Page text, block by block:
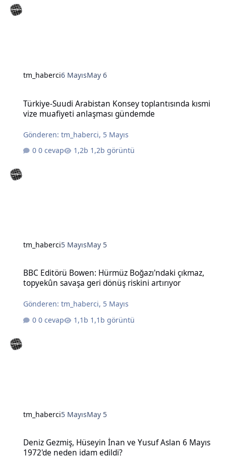
tm_haberci6 MayısMay 6
Türkiye-Suudi Arabistan Konsey toplantısında kısmi
vize muafiyeti anlaşması gündemde
Gönderen:tm_haberci, 5 Mayıs
0 cevap
1,2b görüntü
tm_haberci5 MayısMay 5
BBC Editörü Bowen: Hürmüz Boğazı'ndaki çıkmaz,
topyekûn savaşa geri dönüş riskini artırıyor
Gönderen:tm_haberci, 5 Mayıs
0 cevap
1,1b görüntü
tm_haberci5 MayısMay 5
Deniz Gezmiş, Hüseyin İnan ve Yusuf Aslan 6 Mayıs
1972'de neden idam edildi?